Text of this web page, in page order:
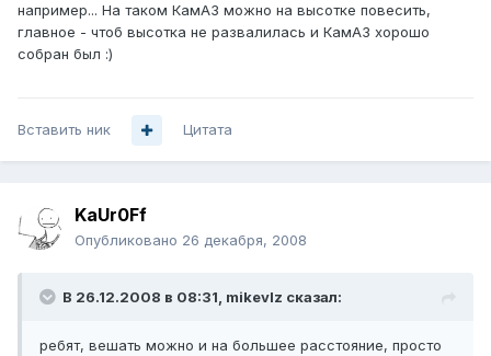
например... На таком КамАЗ можно на высотке повесить,
главное - чтоб высотка не развалилась и КамАЗ хорошо
собран был :)
Вставить ник Цитата
KaUr0Ff
Опубликовано 26 декабря, 2008
В 26.12.2008 в 08:31, mikevlz сказал:
ребят, вешать можно и на большее расстояние, просто